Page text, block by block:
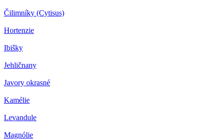
Čilimníky (Cytisus)
Hortenzie
Ibišky
Jehličnany
Javory okrasné
Kamélie
Levandule
Magnólie